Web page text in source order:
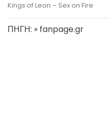
Kings of Leon – Sex on Fire
ΠΗΓΗ: » fanpage.gr